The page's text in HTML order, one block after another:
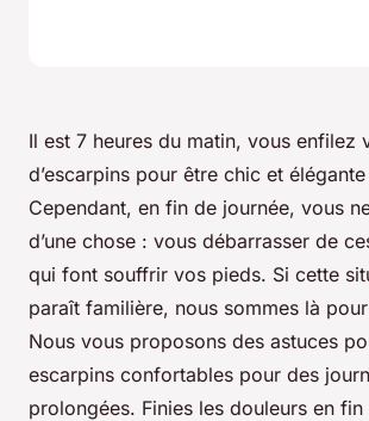
Il est 7 heures du matin, vous enfilez
d’escarpins pour être chic et
Cependant, en fin de journée, vous
d’une chose : vous débarrasser de
qui font souffrir vos pieds. Si cette
paraît familière, nous sommes là
Nous vous proposons des astuces
escarpins confortables pour des
prolongées. Finies les douleurs en